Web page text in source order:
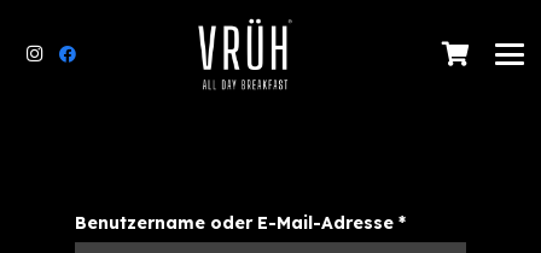
Benutzername oder E-Mail-Adresse *Erforderlich